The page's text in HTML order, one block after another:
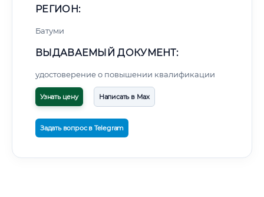
РЕГИОН:
Батуми
ВЫДАВАЕМЫЙ ДОКУМЕНТ:
удостоверение о повышении квалификации
Узнать цену Написать в Max
Задать вопрос в Telegram